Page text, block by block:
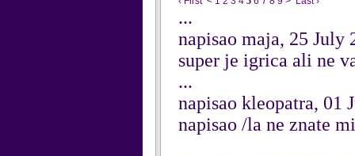
...
napisao maja, 25 July
super je igrica ali ne
...
napisao kleopatra, 01
napisao /la ne znate